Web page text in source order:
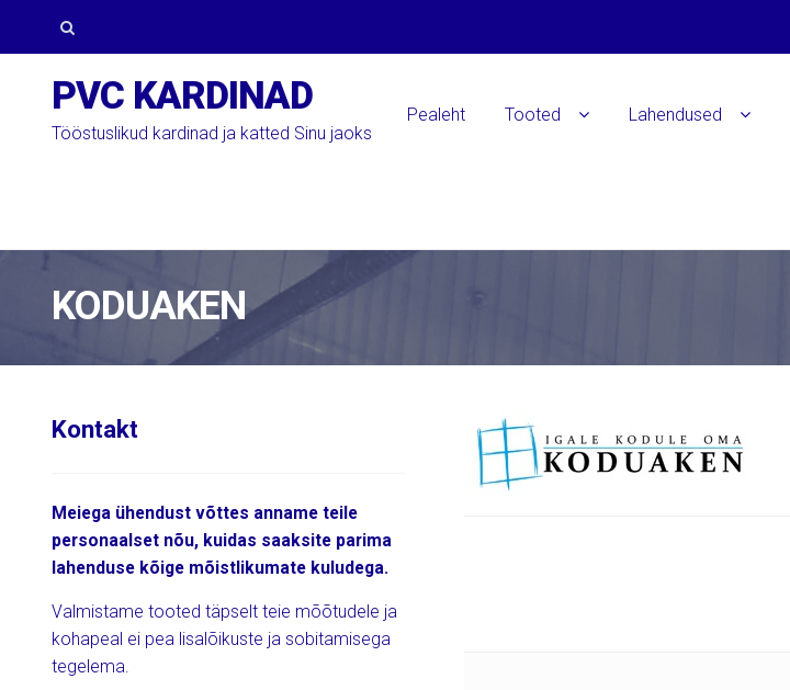
Skip
to
navigation
Skip
to
content
PVC KARDINAD
Tööstuslikud kardinad ja katted Sinu jaoks
Pealeht Tooted Lahendused
KODUAKEN
Kontakt
Meiega ühendust võttes anname teile
personaalset nõu, kuidas saaksite parima
lahenduse kõige mõistlikumate kuludega.
Valmistame tooted täpselt teie mõõtudele ja
kohapeal ei pea lisalõikuste ja sobitamisega
tegelema.